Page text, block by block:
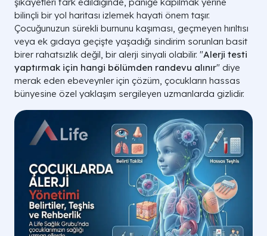
şikayetleri fark edildiğinde, paniğe kapılmak yerine
bilinçli bir yol haritası izlemek hayati önem taşır.
Çocuğunuzun sürekli burnunu kaşıması, geçmeyen hırıltısı
veya ek gıdaya geçişte yaşadığı sindirim sorunları basit
birer rahatsızlık değil, bir alerji sinyali olabilir. "Alerji testi
yaptırmak için hangi bölümden randevu alınır" diye
merak eden ebeveynler için çözüm, çocukların hassas
bünyesine özel yaklaşım sergileyen uzmanlarda gizlidir.